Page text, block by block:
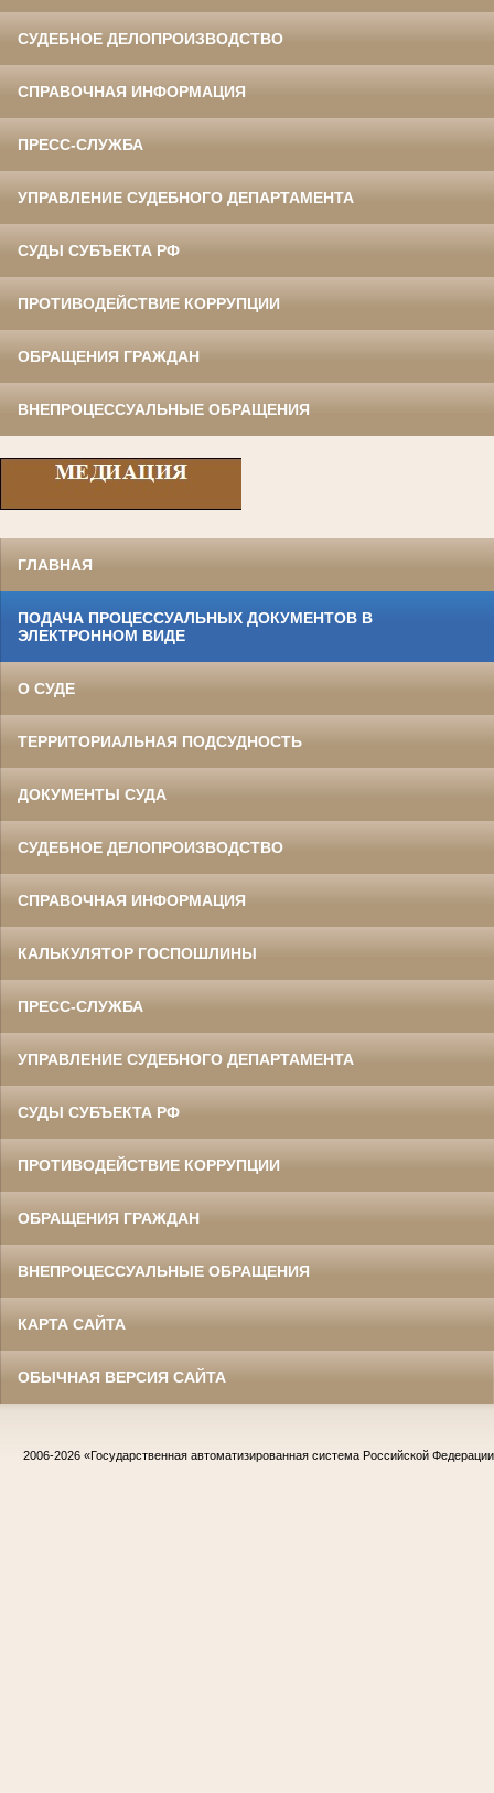
СУДЕБНОЕ ДЕЛОПРОИЗВОДСТВО
СПРАВОЧНАЯ ИНФОРМАЦИЯ
ПРЕСС-СЛУЖБА
УПРАВЛЕНИЕ СУДЕБНОГО ДЕПАРТАМЕНТА
СУДЫ СУБЪЕКТА РФ
ПРОТИВОДЕЙСТВИЕ КОРРУПЦИИ
ОБРАЩЕНИЯ ГРАЖДАН
ВНЕПРОЦЕССУАЛЬНЫЕ ОБРАЩЕНИЯ
ГЛАВНАЯ
ПОДАЧА ПРОЦЕССУАЛЬНЫХ ДОКУМЕНТОВ В
ЭЛЕКТРОННОМ ВИДЕ
О СУДЕ
ТЕРРИТОРИАЛЬНАЯ ПОДСУДНОСТЬ
ДОКУМЕНТЫ СУДА
СУДЕБНОЕ ДЕЛОПРОИЗВОДСТВО
СПРАВОЧНАЯ ИНФОРМАЦИЯ
КАЛЬКУЛЯТОР ГОСПОШЛИНЫ
ПРЕСС-СЛУЖБА
УПРАВЛЕНИЕ СУДЕБНОГО ДЕПАРТАМЕНТА
СУДЫ СУБЪЕКТА РФ
ПРОТИВОДЕЙСТВИЕ КОРРУПЦИИ
ОБРАЩЕНИЯ ГРАЖДАН
ВНЕПРОЦЕССУАЛЬНЫЕ ОБРАЩЕНИЯ
КАРТА САЙТА
ОБЫЧНАЯ ВЕРСИЯ САЙТА
2006-2026 «Государственная автоматизированная система Российской